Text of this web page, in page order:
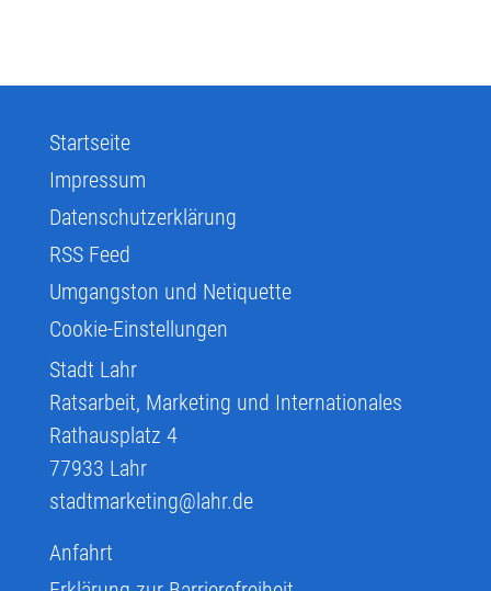
Startseite
Impressum
Datenschutzerklärung
RSS Feed
Umgangston und Netiquette
Cookie-Einstellungen
Stadt Lahr
Ratsarbeit, Marketing und Internationales
Rathausplatz 4
77933 Lahr
stadtmarketing@lahr.de
Anfahrt